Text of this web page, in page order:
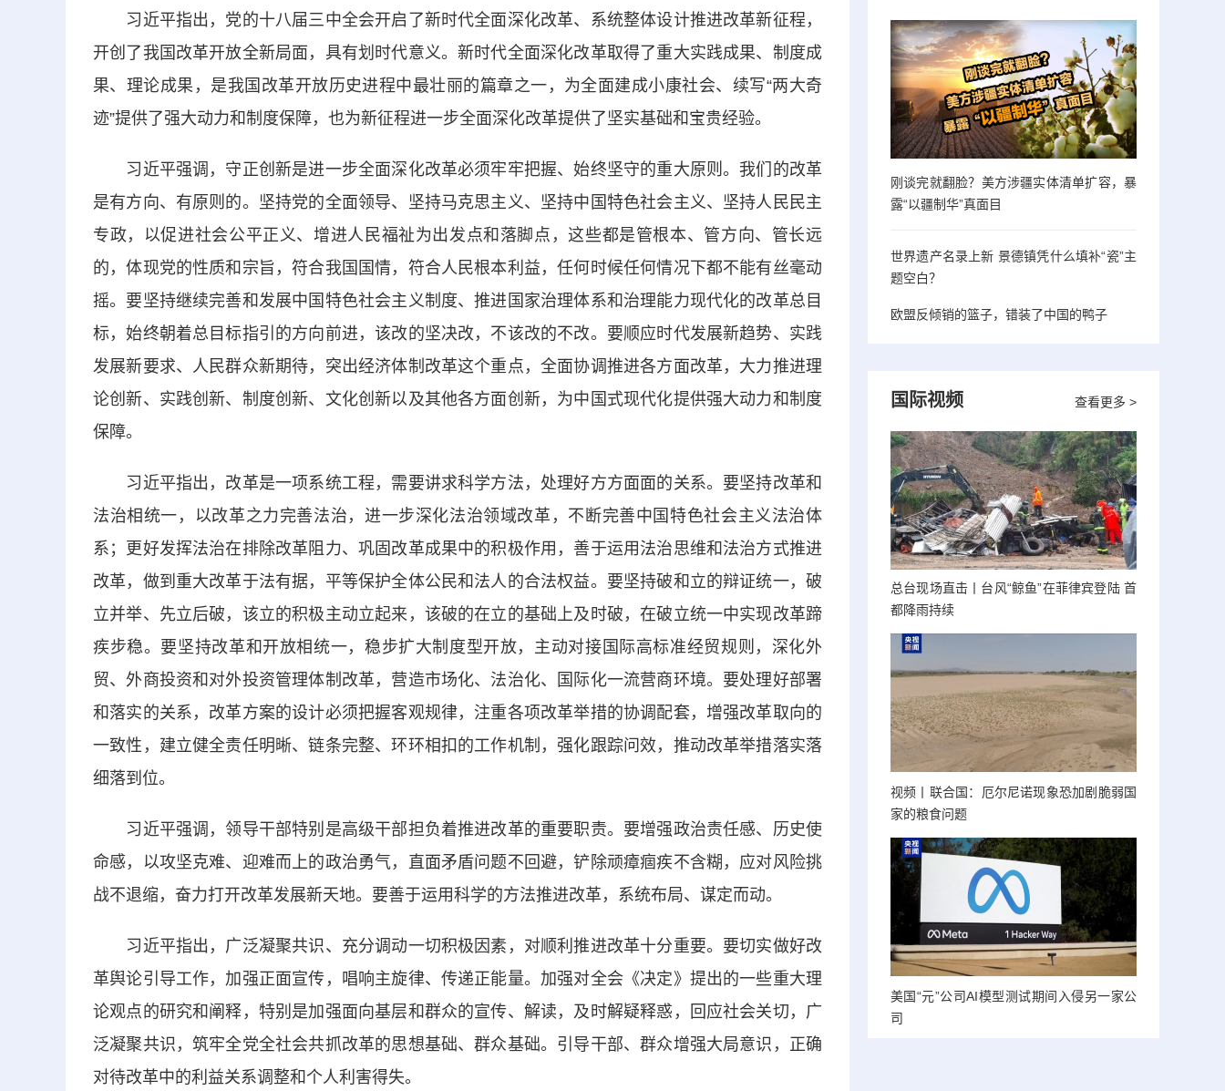
习近平指出，党的十八届三中全会开启了新时代全面深化改革、系统整体设计推进改革新征程，
开创了我国改革开放全新局面，具有划时代意义。新时代全面深化改革取得了重大实践成果、制度成
果、理论成果，是我国改革开放历史进程中最壮丽的篇章之一，为全面建成小康社会、续写“两大奇
迹”提供了强大动力和制度保障，也为新征程进一步全面深化改革提供了坚实基础和宝贵经验。
习近平强调，守正创新是进一步全面深化改革必须牢牢把握、始终坚守的重大原则。我们的改革
是有方向、有原则的。坚持党的全面领导、坚持马克思主义、坚持中国特色社会主义、坚持人民民主
专政，以促进社会公平正义、增进人民福祉为出发点和落脚点，这些都是管根本、管方向、管长远
的，体现党的性质和宗旨，符合我国国情，符合人民根本利益，任何时候任何情况下都不能有丝毫动
摇。要坚持继续完善和发展中国特色社会主义制度、推进国家治理体系和治理能力现代化的改革总目
标，始终朝着总目标指引的方向前进，该改的坚决改，不该改的不改。要顺应时代发展新趋势、实践
发展新要求、人民群众新期待，突出经济体制改革这个重点，全面协调推进各方面改革，大力推进理
论创新、实践创新、制度创新、文化创新以及其他各方面创新，为中国式现代化提供强大动力和制度
保障。
习近平指出，改革是一项系统工程，需要讲求科学方法，处理好方方面面的关系。要坚持改革和
法治相统一，以改革之力完善法治，进一步深化法治领域改革，不断完善中国特色社会主义法治体
系；更好发挥法治在排除改革阻力、巩固改革成果中的积极作用，善于运用法治思维和法治方式推进
改革，做到重大改革于法有据，平等保护全体公民和法人的合法权益。要坚持破和立的辩证统一，破
立并举、先立后破，该立的积极主动立起来，该破的在立的基础上及时破，在破立统一中实现改革蹄
疾步稳。要坚持改革和开放相统一，稳步扩大制度型开放，主动对接国际高标准经贸规则，深化外
贸、外商投资和对外投资管理体制改革，营造市场化、法治化、国际化一流营商环境。要处理好部署
和落实的关系，改革方案的设计必须把握客观规律，注重各项改革举措的协调配套，增强改革取向的
一致性，建立健全责任明晰、链条完整、环环相扣的工作机制，强化跟踪问效，推动改革举措落实落
细落到位。
习近平强调，领导干部特别是高级干部担负着推进改革的重要职责。要增强政治责任感、历史使
命感，以攻坚克难、迎难而上的政治勇气，直面矛盾问题不回避，铲除顽瘴痼疾不含糊，应对风险挑
战不退缩，奋力打开改革发展新天地。要善于运用科学的方法推进改革，系统布局、谋定而动。
习近平指出，广泛凝聚共识、充分调动一切积极因素，对顺利推进改革十分重要。要切实做好改
革舆论引导工作，加强正面宣传，唱响主旋律、传递正能量。加强对全会《决定》提出的一些重大理
论观点的研究和阐释，特别是加强面向基层和群众的宣传、解读，及时解疑释惑，回应社会关切，广
泛凝聚共识，筑牢全党全社会共抓改革的思想基础、群众基础。引导干部、群众增强大局意识，正确
对待改革中的利益关系调整和个人利害得失。
刚谈完就翻脸？美方涉疆实体清单扩容，暴
露“以疆制华”真面目
世界遗产名录上新 景德镇凭什么填补“瓷”主
题空白？
欧盟反倾销的篮子，错装了中国的鸭子
查看更多 >
国际视频
总台现场直击丨台风“鲸鱼”在菲律宾登陆 首
都降雨持续
视频丨联合国：厄尔尼诺现象恐加剧脆弱国
家的粮食问题
美国“元”公司AI模型测试期间入侵另一家公
司